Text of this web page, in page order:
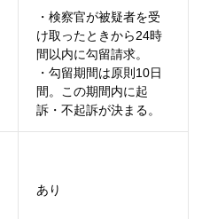
・検察官が被疑者を受
け取ったときから24時
間以内に勾留請求。
・勾留期間は原則 10日
間。この期間内に起
訴・不起訴が決まる。
あり